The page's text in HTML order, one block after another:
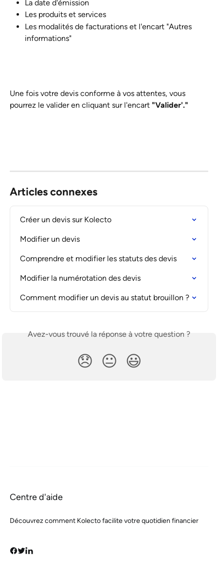
La date d'émission
Les produits et services
Les modalités de facturations et l'encart "Autres
informations"
Une fois votre devis conforme à vos attentes, vous
pourrez le valider en cliquant sur l'encart "Valider'."
Articles connexes
Créer un devis sur Kolecto
Modifier un devis
Comprendre et modifier les statuts des devis
Modifier la numérotation des devis
Comment modifier un devis au statut brouillon ?
Avez-vous trouvé la réponse à votre question ?
😞 😐 😃
Centre d'aide
Découvrez comment Kolecto facilite votre quotidien financier